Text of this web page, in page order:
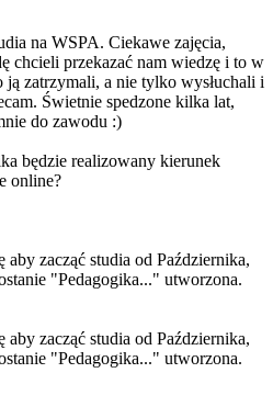
na WSPA. Ciekawe zajęcia,
chcieli przekazać nam wiedzę i to w
ją zatrzymali, a nie tylko wysłuchali i
Świetnie spedzone kilka lat,
do zawodu :)
będzie realizowany kierunek
online?
zacząć studia od Października,
"Pedagogika..." utworzona.
zacząć studia od Października,
"Pedagogika..." utworzona.